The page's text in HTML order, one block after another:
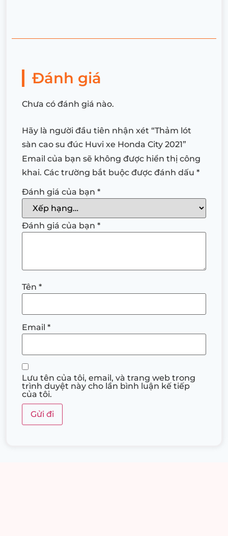
Đánh giá
Chưa có đánh giá nào.
Hãy là người đầu tiên nhận xét “Thảm lót
sàn cao su đúc Huvi xe Honda City 2021”
Email của bạn sẽ không được hiển thị công
khai. Các trường bắt buộc được đánh dấu *
Đánh giá của bạn *
Đánh giá của bạn *
Tên *
Email *
Lưu tên của tôi, email, và trang web trong
trình duyệt này cho lần bình luận kế tiếp
của tôi.